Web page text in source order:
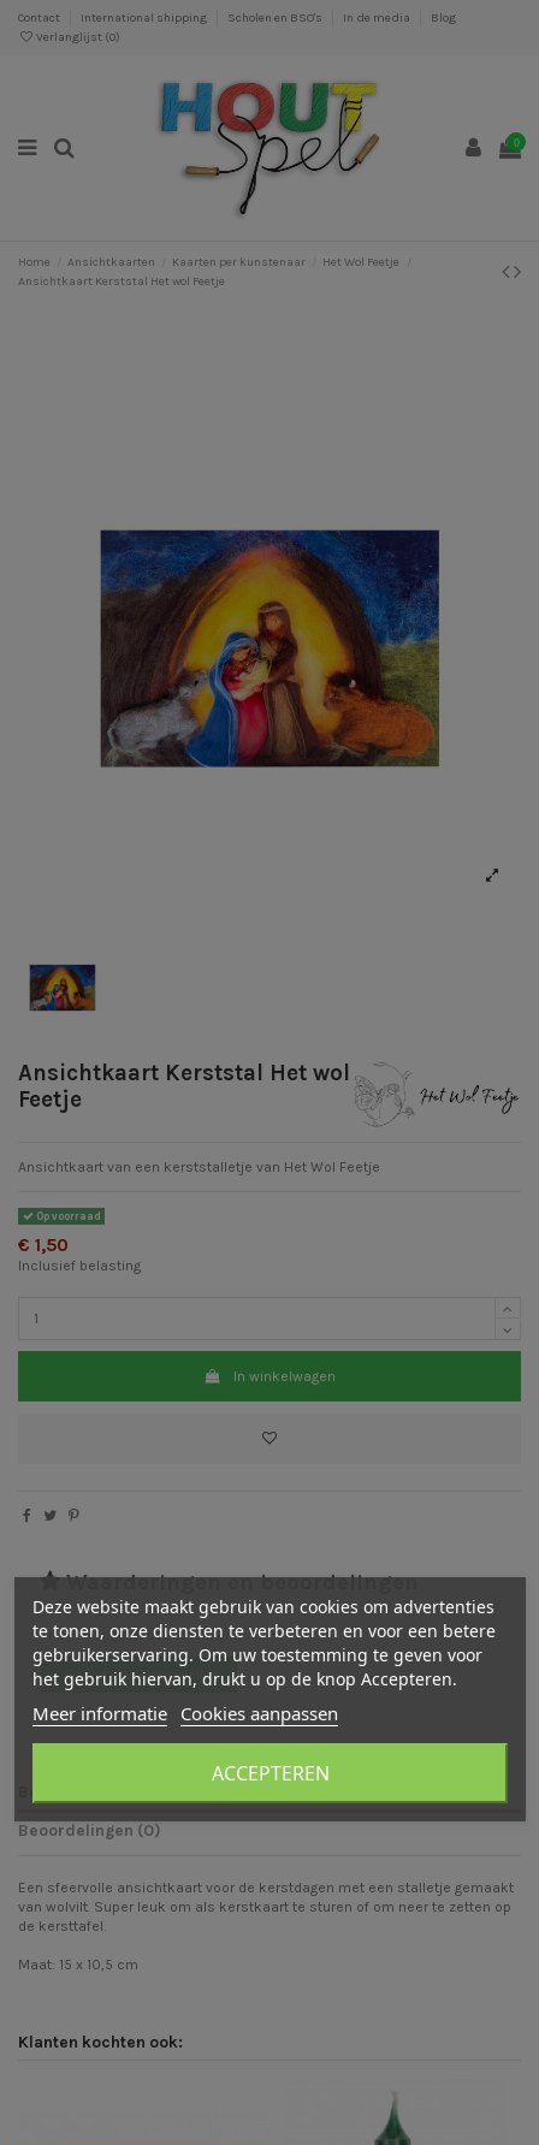
Contact International shipping Scholen en BSO's In de media
Blog
Verlanglijst (0)
0
Home Ansichtkaarten Kaarten per kunstenaar
Het Wol Feetje
Ansichtkaart Kerststal Het wol Feetje
Ansichtkaart Kerststal Het wol
Feetje
Ansichtkaart van een kerststalletje van Het Wol Feetje
Op voorraad
€ 1,50
Inclusief belasting
In winkelwagen
Waarderingen en beoordelingen
Er zijn nog geen beoordelingen
Schrijf een beoordeling
Beoordelingen (0)
Een sfeervolle ansichtkaart voor de kerstdagen met een stalletje gemaakt
van wolvilt. Super leuk om als kerstkaart te sturen of om neer te zetten op
de kersttafel.
Maat: 15 x 10,5 cm
Klanten kochten ook:
Deze website maakt gebruik van cookies om advertenties
te tonen, onze diensten te verbeteren en voor een betere
gebruikerservaring. Om uw toestemming te geven voor
het gebruik hiervan, drukt u op de knop Accepteren.
Meer informatie Cookies aanpassen
ACCEPTEREN